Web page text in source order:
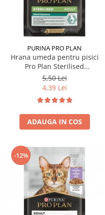
Hrana uscata
Hrana uscata caini
Caine Junior
Caine Adult
Caine Senior
Oferta 2 saci
Igiena caini
Cosmetica & produse de igiena
Covorase & Scutece
Solutii auriculare
Solutii dentare
Solutii oftalmice
Recompense caini
Hrana umeda
Hrana uscata
Hrana umeda pisici
Pisica Adult
Pisica Junior
Pisica Senior
Pisica Sterilizata
Ingrijire pisici
Asternut igienic
Igiena pisici
Oferte
Recompense pisici
PURINA PRO PLAN
Hrana umeda pentru pisici
Pro Plan Sterilised
Nutrisavour cu pui in sos 85
gr
5,50 Lei
4,39 Lei
ADAUGA IN COS
-12%